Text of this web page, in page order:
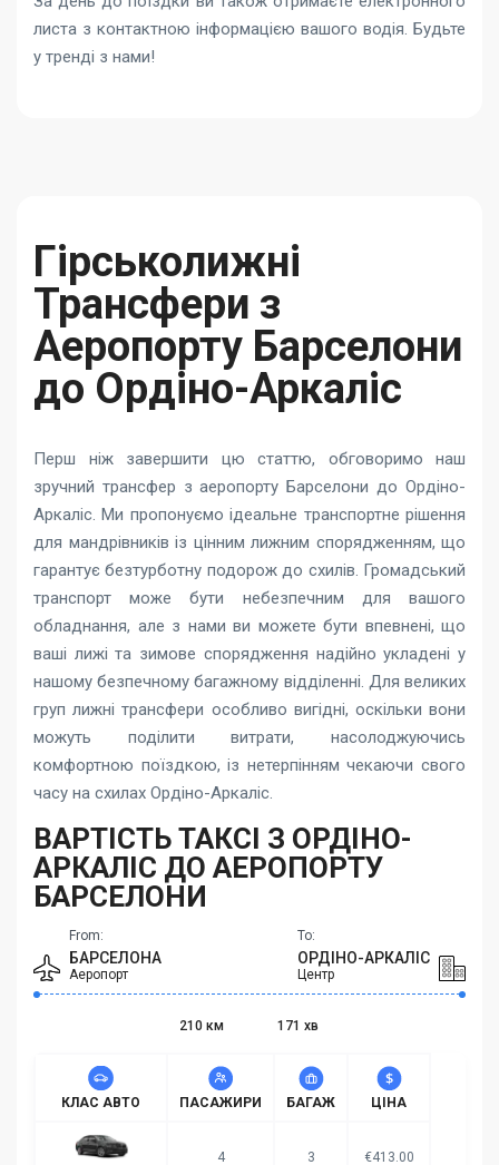
листа з контактною інформацією вашого водія. Будьте
у тренді з нами!
Гірськолижні
Трансфери з
Аеропорту Барселони
до Ордіно-Аркаліс
Перш ніж завершити цю статтю, обговоримо наш
зручний трансфер з аеропорту Барселони до Ордіно-
Аркаліс. Ми пропонуємо ідеальне транспортне рішення
для мандрівників із цінним лижним спорядженням, що
гарантує безтурботну подорож до схилів. Громадський
транспорт може бути небезпечним для вашого
обладнання, але з нами ви можете бути впевнені, що
ваші лижі та зимове спорядження надійно укладені у
нашому безпечному багажному відділенні. Для великих
груп лижні трансфери особливо вигідні, оскільки вони
можуть поділити витрати, насолоджуючись
комфортною поїздкою, із нетерпінням чекаючи свого
часу на схилах Ордіно-Аркаліс.
ВАРТІСТЬ ТАКСІ З ОРДІНО-
АРКАЛІС ДО АЕРОПОРТУ
БАРСЕЛОНИ
From:
БАРСЕЛОНА
Аеропорт
To:
ОРДІНО-АРКАЛІС
Центр
210 км 171 хв
КЛАС АВТО ПАСАЖИРИ БАГАЖ ЦІНА
4 3 €413.00